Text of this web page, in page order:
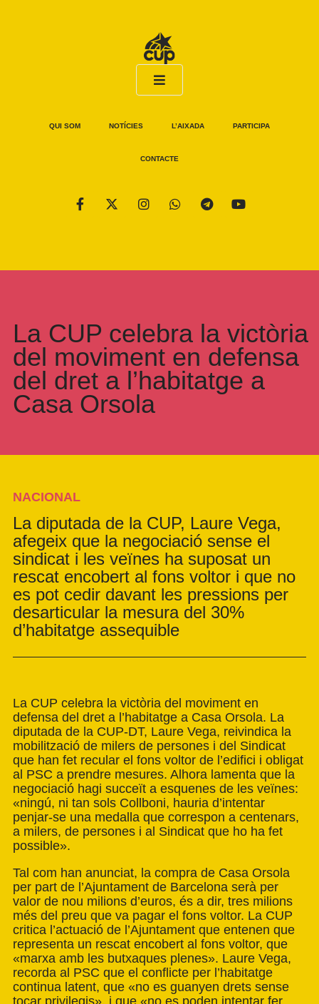
QUI SOM NOTÍCIES L’AIXADA PARTICIPA
CONTACTE
La CUP celebra la victòria
del moviment en defensa
del dret a l’habitatge a
Casa Orsola
NACIONAL
La diputada de la CUP, Laure Vega,
afegeix que la negociació sense el
sindicat i les veïnes ha suposat un
rescat encobert al fons voltor i que no
es pot cedir davant les pressions per
desarticular la mesura del 30%
d’habitatge assequible
La CUP celebra la victòria del moviment en
defensa del dret a l’habitatge a Casa Orsola. La
diputada de la CUP-DT, Laure Vega, reivindica la
mobilització de milers de persones i del Sindicat
que han fet recular el fons voltor de l’edifici i obligat
al PSC a prendre mesures. Alhora lamenta que la
negociació hagi succeït a esquenes de les veïnes:
«ningú, ni tan sols Collboni, hauria d’intentar
penjar-se una medalla que correspon a centenars,
a milers, de persones i al Sindicat que ho ha fet
possible».
Tal com han anunciat, la compra de Casa Orsola
per part de l’Ajuntament de Barcelona serà per
valor de nou milions d’euros, és a dir, tres milions
més del preu que va pagar el fons voltor. La CUP
critica l’actuació de l’Ajuntament que entenen que
representa un rescat encobert al fons voltor, que
«marxa amb les butxaques plenes». Laure Vega,
recorda al PSC que el conflicte per l’habitatge
continua latent, que «no es guanyen drets sense